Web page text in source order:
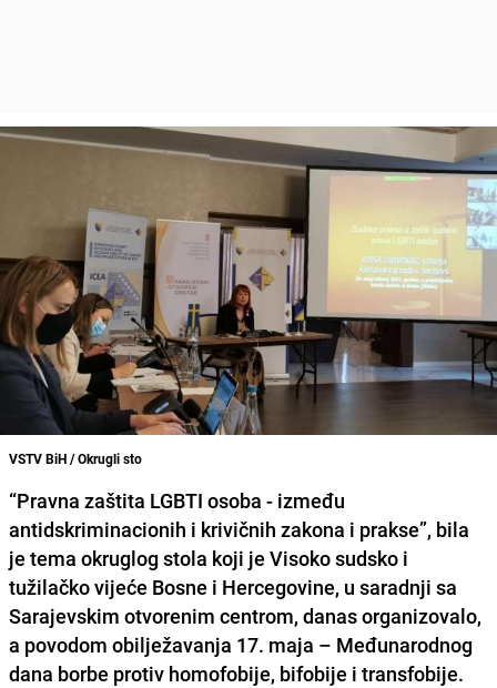
VSTV BiH / Okrugli sto
“Pravna zaštita LGBTI osoba - između
antidskriminacionih i krivičnih zakona i prakse”, bila
je tema okruglog stola koji je Visoko sudsko i
tužilačko vijeće Bosne i Hercegovine, u saradnji sa
Sarajevskim otvorenim centrom, danas organizovalo,
a povodom obilježavanja 17. maja – Međunarodnog
dana borbe protiv homofobije, bifobije i transfobije.